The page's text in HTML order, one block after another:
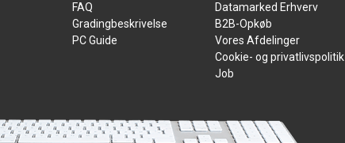
FAQ
Gradingbeskrivelse
PC Guide
Datamarked Erhverv
B2B-Opkøb
Vores Afdelinger
Cookie- og privatlivspolitik
Job